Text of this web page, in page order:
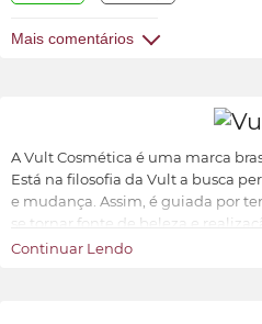
Mais comentários
A Vult Cosmética é uma marca
Está na filosofia da Vult a busca
e mudança. Assim, é guiada por
se tornar fonte de beleza e
Cosmética é oferecer ao universo
Continuar Lendo